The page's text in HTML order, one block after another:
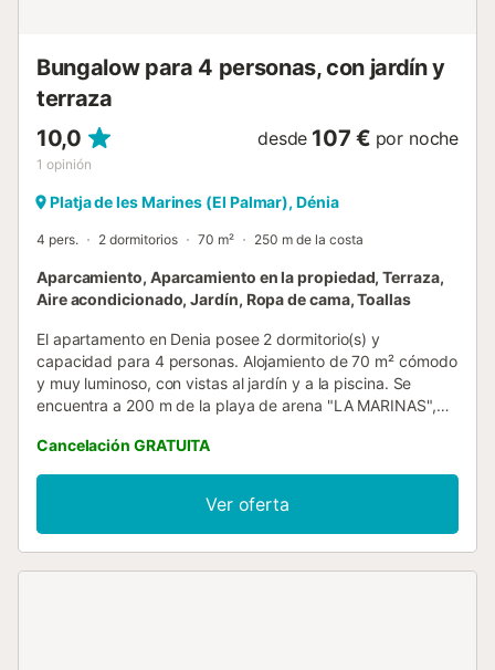
Bungalow para 4 personas, con jardín y
terraza
10,0
1 opinión
desde 107 € por noche
Platja de les Marines (El Palmar), Dénia
4 pers. 2 dormitorios 70 m² 250 m de la costa
Aparcamiento, Aparcamiento en la propiedad, Terraza,
Aire acondicionado, Jardín, Ropa de cama, Toallas
El apartamento en Denia posee 2 dormitorio(s) y
capacidad para 4 personas. Alojamiento de 70 m² cómodo
y muy luminoso, con vistas al jardín y a la piscina. Se
encuentra a 200 m de la playa de arena "LA MARINAS",
"Denia", 6 km de la playa de roca "LAS ROTAS", 8 km del
campo de Golf "LA SELLA GOLF", 100 km del aeropuerto
"ALICANTE O VALENCIA" y está ubicado en una zona ideal
para familias y próxima a comercios y restaurantes.
Dispone de jardín, mobiliario jardín, terraza, plancha,
Cancelación GRATUITA
Ver oferta